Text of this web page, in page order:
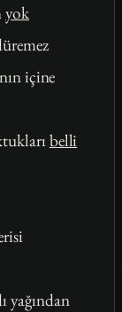
yok
içine
belli
yağından